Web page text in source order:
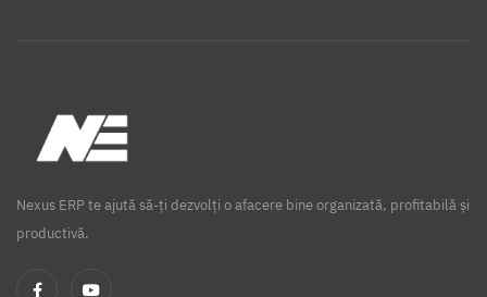
Nexus ERP te ajută să-ți dezvolți o afacere bine organizată, profitabilă și
productivă.